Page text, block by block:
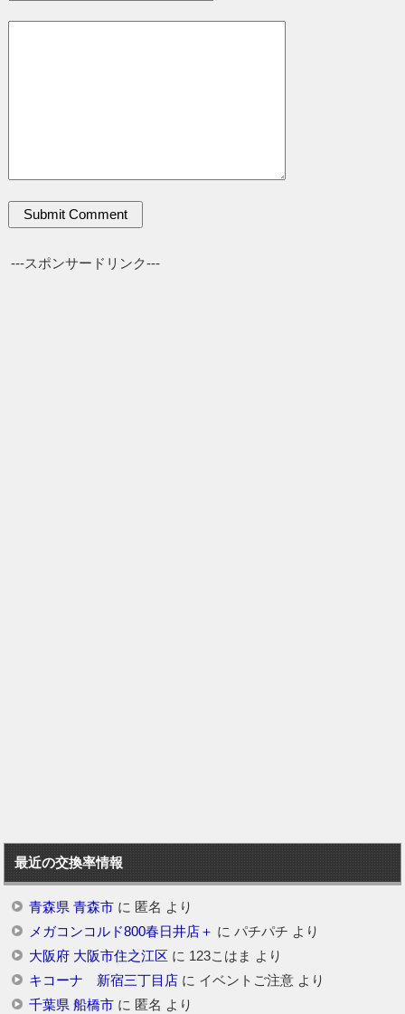
---スポンサードリンク---
最近の交換率情報
青森県 青森市に 匿名 より
メガコンコルド800春日井店＋ に パチパチ より
大阪府 大阪市住之江区 に 123こはま より
キコーナ 新宿三丁目店に イベントご注意より
千葉県 船橋市に 匿名 より